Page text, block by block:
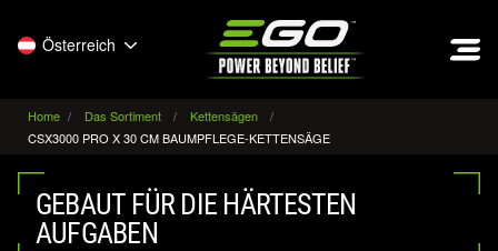
Österreich
Home Das Sortiment
Kettensägen
CSX3000 PRO X 30 CM BAUMPFLEGE-KETTENSÄGE
GEBAUT FÜR DIE HÄRTESTEN
AUFGABEN